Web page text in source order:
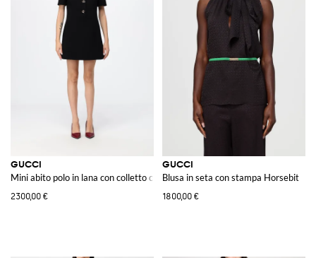
GUCCI
Mini abito polo in lana con colletto classico e maniche corte
2300,00 €
GUCCI
Blusa in seta con stampa Horsebit
1800,00 €